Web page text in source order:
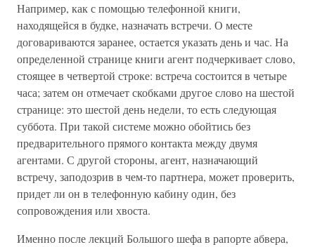
Например, как с помощью телефонной книги,
находящейся в будке, назначать встречи. О месте
договариваются заранее, остается указать день и час. На
определенной странице книги агент подчеркивает слово,
стоящее в четвертой строке: встреча состоится в четыре
часа; затем он отмечает скобками другое слово на шестой
странице: это шестой день недели, то есть следующая
суббота. При такой системе можно обойтись без
предварительного прямого контакта между двумя
агентами. С другой стороны, агент, назначающий
встречу, заподозрив в чем-то партнера, может проверить,
придет ли он в телефонную кабину один, без
сопровождения или хвоста.
Именно после лекций Большого шефа в рапорте абвера,